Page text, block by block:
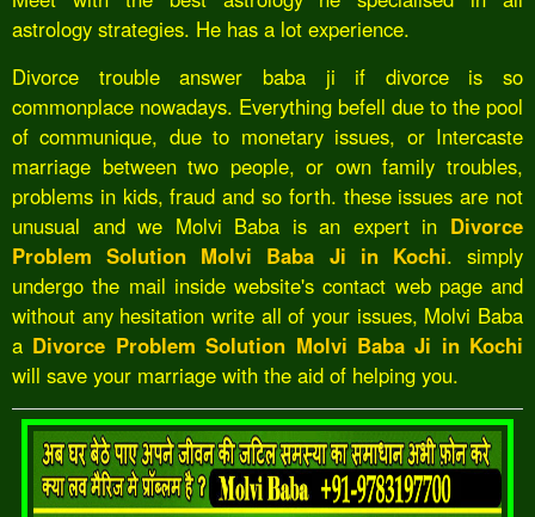
astrology strategies. He has a lot experience.
Divorce trouble answer baba ji if divorce is so
commonplace nowadays. Everything befell due to the pool
of communique, due to monetary issues, or Intercaste
marriage between two people, or own family troubles,
problems in kids, fraud and so forth. these issues are not
unusual and we Molvi Baba is an expert in Divorce
Problem Solution Molvi Baba Ji in Kochi. simply
undergo the mail inside website's contact web page and
without any hesitation write all of your issues, Molvi Baba
a Divorce Problem Solution Molvi Baba Ji in Kochi
will save your marriage with the aid of helping you.